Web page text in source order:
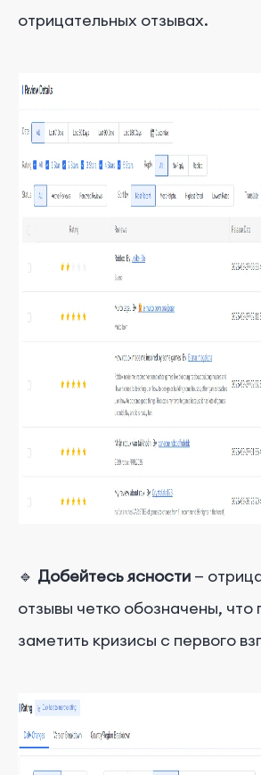
отрицательных отзывах.
🔹 Добейтесь ясности —
отзывы четко обозначены, что
заметить кризисы с первого